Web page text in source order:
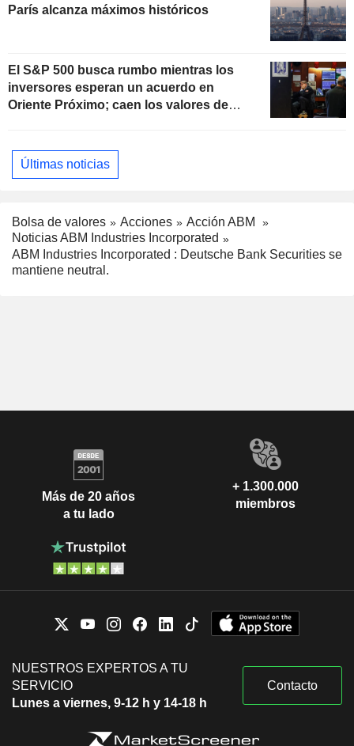
París alcanza máximos históricos
El S&P 500 busca rumbo mientras los
inversores esperan un acuerdo en
Oriente Próximo; caen los valores de
Últimas noticias
Bolsa de valores Acciones
Acción ABM
Noticias ABM Industries Incorporated
ABM Industries Incorporated : Deutsche Bank Securities se
mantiene neutral.
Más de 20 años
a tu lado
+ 1.300.000
miembros
NUESTROS EXPERTOS A TU
SERVICIO
Lunes a viernes, 9-12 h y 14-18 h
Contacto